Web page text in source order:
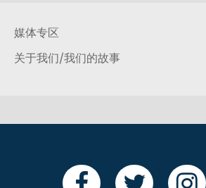
媒体专区
关于我们/我们的故事